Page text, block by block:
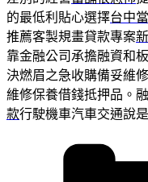
的最低利貼心選擇台中
推薦客製規畫貸款專案
靠金融公司承擔融資和
決燃眉之急收購備妥維
維修保養借錢抵押品。
款行駛機車汽車交通說